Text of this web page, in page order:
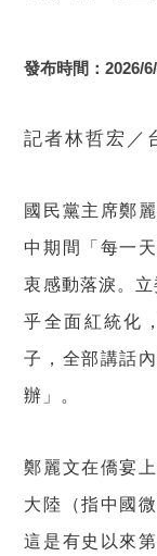
發布時間：2026/
記者林哲宏／
國民黨主席鄭
中期間「每一
衷感動落淚。
乎全面紅統化
子，全部講話
辦」。
鄭麗文在僑宴
大陸（指中國
這是有史以來